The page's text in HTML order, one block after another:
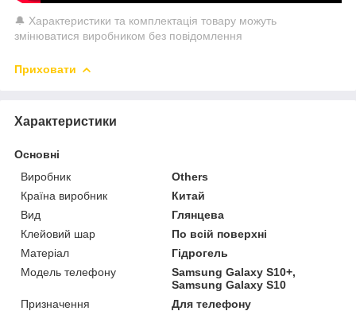
🔔 Характеристики та комплектація товару можуть
змінюватися виробником без повідомлення
Приховати
Характеристики
Основні
Виробник
Others
Країна виробник
Китай
Вид
Глянцева
Клейовий шар
По всій поверхні
Матеріал
Гідрогель
Модель телефону
Samsung Galaxy S10+,
Samsung Galaxy S10
Призначення
Для телефону